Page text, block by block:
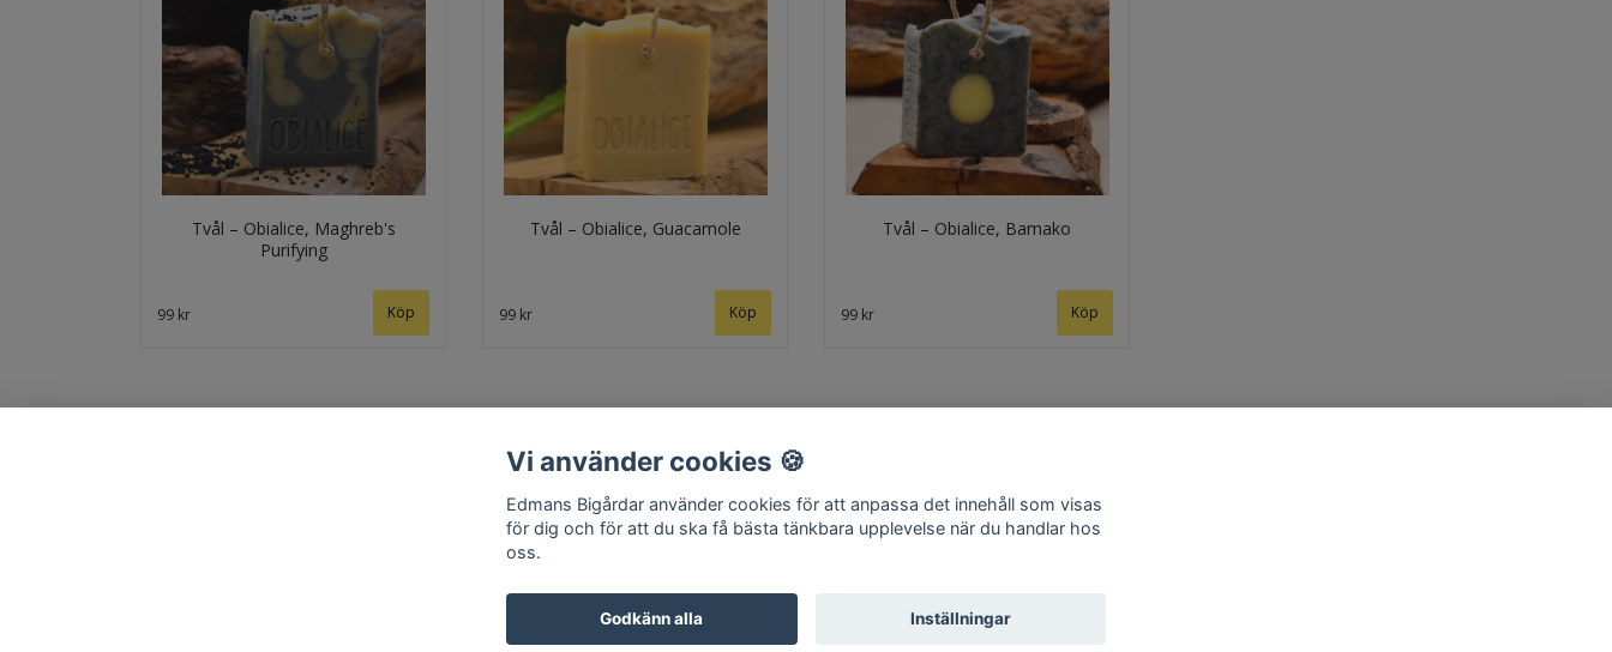
Tvål – Obialice, Maghreb's
Purifying
99 kr
Tvål – Obialice, Guacamole
99 kr
Tvål – Obialice, Bamako
99 kr
Hem Om oss Kontakt Köpvillkor Surret
© Copyright 2026 Edmans Bigårdar
Vi använder cookies 🍪
Edmans Bigårdar använder cookies för att anpassa det innehåll som visas
för dig och för att du ska få bästa tänkbara upplevelse när du handlar hos
oss.
Godkänn alla Inställningar